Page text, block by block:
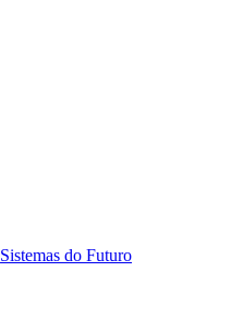
Sistemas do Futuro